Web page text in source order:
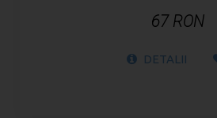
67 RON
DETALII